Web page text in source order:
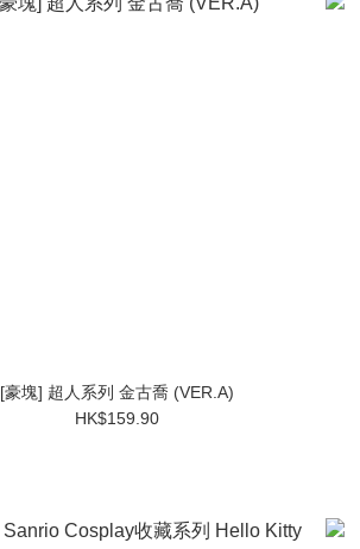
[豪塊] 超人系列 金古喬 (VER.A)
HK$159.90